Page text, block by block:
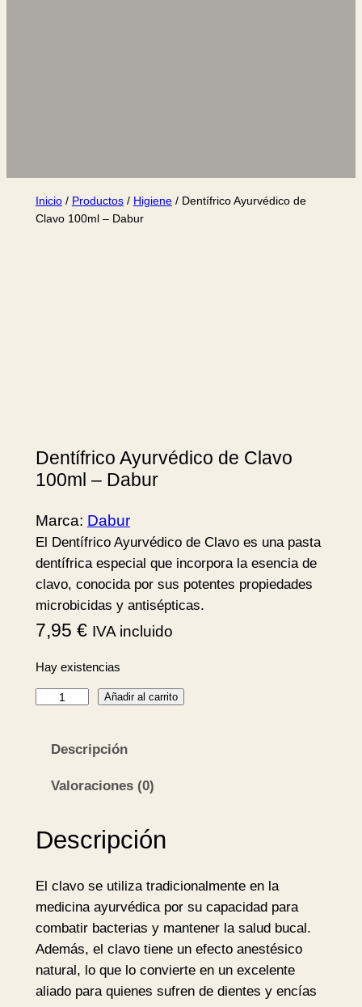
Inicio/ Productos/ Higiene/ Dentífrico Ayurvédico de
Clavo 100ml – Dabur
Dentífrico Ayurvédico de Clavo
100ml – Dabur
Marca: Dabur
El Dentífrico Ayurvédico de Clavo es una pasta
dentífrica especial que incorpora la esencia de
clavo, conocida por sus potentes propiedades
microbicidas y antisépticas.
7,95 € IVA incluido
Hay existencias
i
o
A
y
u
r
v
Añadir al carrito
Descripción
Valoraciones (0)
Descripción
El clavo se utiliza tradicionalmente en la
medicina ayurvédica por su capacidad para
combatir bacterias y mantener la salud bucal.
Además, el clavo tiene un efecto anestésico
natural, lo que lo convierte en un excelente
aliado para quienes sufren de dientes y encías